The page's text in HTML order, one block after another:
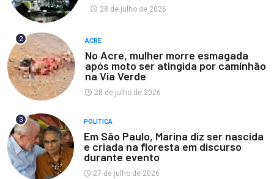
28 de julho de 2026
2 ACRE
No Acre, mulher morre esmagada
após moto ser atingida por caminhão
na Via Verde
28 de julho de 2026
3 POLÍTICA
Em São Paulo, Marina diz ser nascida
e criada na floresta em discurso
durante evento
27 de julho de 2026